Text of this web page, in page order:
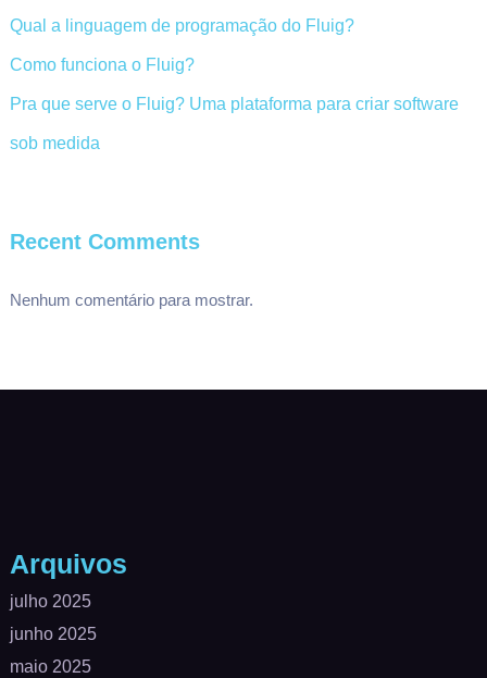
Qual a linguagem de programação do Fluig?
Como funciona o Fluig?
Pra que serve o Fluig? Uma plataforma para criar software
sob medida
Recent Comments
Nenhum comentário para mostrar.
Arquivos
julho 2025
junho 2025
maio 2025